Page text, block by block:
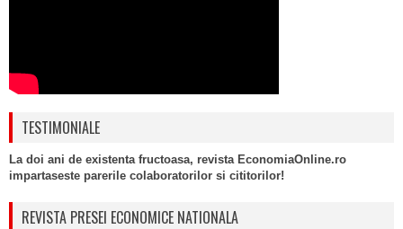
TESTIMONIALE
La doi ani de existenta fructoasa, revista EconomiaOnline.ro
impartaseste parerile colaboratorilor si cititorilor!
REVISTA PRESEI ECONOMICE NATIONALA